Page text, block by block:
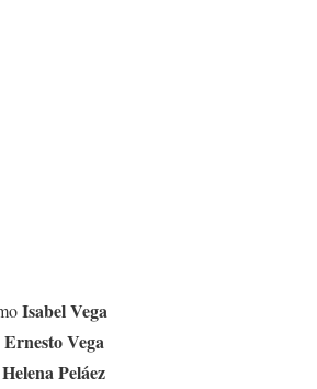
Isabel Vega
Ernesto Vega
Helena Peláez